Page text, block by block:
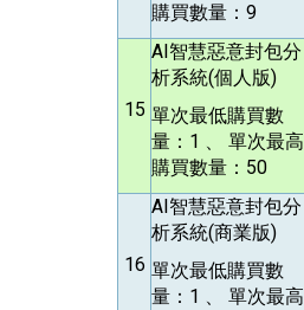
購買數量：9
15
AI 智慧惡意封包分
析系統(個人版)
單次最低購買數
量：1 、 單次最高
購買數量：50
16
AI 智慧惡意封包分
析系統(商業版)
單次最低購買數
量：1 、 單次最高